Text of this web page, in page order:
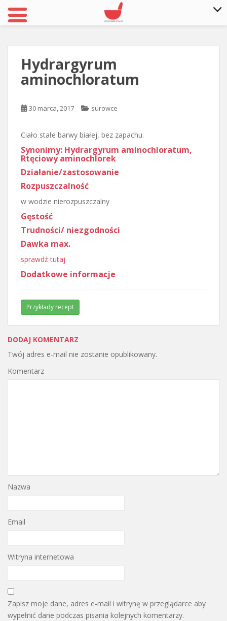
Hydrargyrum
aminochloratum
30 marca, 2017 surowce
Ciało stałe barwy białej, bez zapachu.
Synonimy: Hydrargyrum aminochloratum,
Rtęciowy aminochlorek
Działanie/zastosowanie
Rozpuszczalność
w wodzie nierozpuszczalny
Gęstość
Trudności/ niezgodności
Dawka max.
sprawdź tutaj
Dodatkowe informacje
Przykłady recept
DODAJ KOMENTARZ
Twój adres e-mail nie zostanie opublikowany.
Komentarz
Nazwa
Email
Witryna internetowa
Zapisz moje dane, adres e-mail i witrynę w przeglądarce aby
wypełnić dane podczas pisania kolejnych komentarzy.